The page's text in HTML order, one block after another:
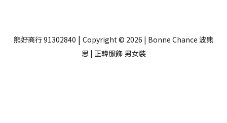
熊好商行 91302840 | Copyright © 2026 | Bonne Chance 波熊
思 | 正韓服飾 男女裝